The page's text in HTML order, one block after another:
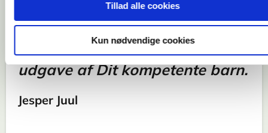
Tillad alle cookies
Kun nødvendige cookies
Hedvig Montgomery står bag
den bog, jeg selv ville have
skrevet som en moderne
udgave af Dit kompetente barn.
Jesper Juul